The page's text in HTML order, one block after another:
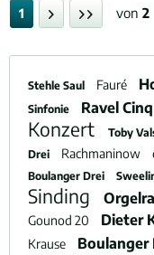
1 von 2
Stehle Saul Fauré
Sinfonie
Ravel Cinq
Konzert
Toby
Drei
Rachmaninow
Boulanger Drei
Sinding
Gounod 20 Dieter
Krause
Boulanger